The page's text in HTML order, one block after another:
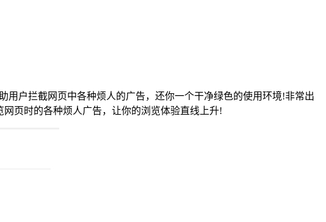
户拦截网页中各种烦人的广告，还你一个干净绿色的使用环境!非常出
页时的各种烦人广告，让你的浏览体验直线上升!